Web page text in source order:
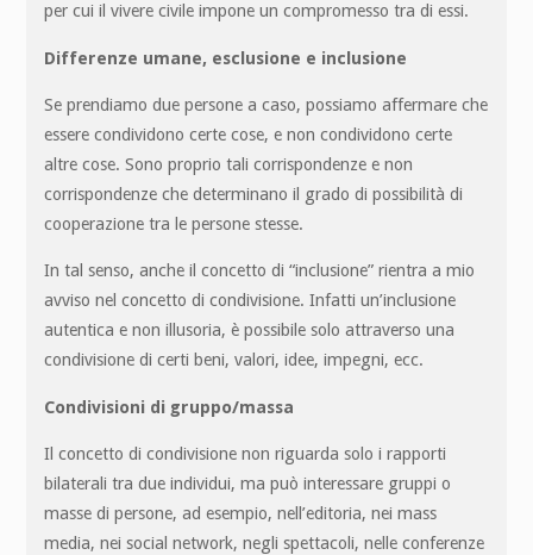
per cui il vivere civile impone un compromesso tra di essi.
Differenze umane, esclusione e inclusione
Se prendiamo due persone a caso, possiamo affermare che
essere condividono certe cose, e non condividono certe
altre cose. Sono proprio tali corrispondenze e non
corrispondenze che determinano il grado di possibilità di
cooperazione tra le persone stesse.
In tal senso, anche il concetto di “inclusione” rientra a mio
avviso nel concetto di condivisione. Infatti un’inclusione
autentica e non illusoria, è possibile solo attraverso una
condivisione di certi beni, valori, idee, impegni, ecc.
Condivisioni di gruppo/massa
Il concetto di condivisione non riguarda solo i rapporti
bilaterali tra due individui, ma può interessare gruppi o
masse di persone, ad esempio, nell’editoria, nei mass
media, nei social network, negli spettacoli, nelle conferenze